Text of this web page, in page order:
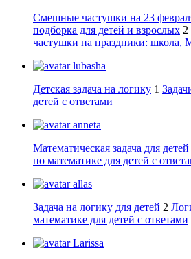
Смешные частушки на 23
подборка для детей и взрослых 2
частушки на праздники: школа,
lubasha
Детская задача на логику 1
детей с ответами
anneta
Математическая задача для детей
по математике для детей с
allas
Задача на логику для детей 2
математике для детей с ответами
Larissa